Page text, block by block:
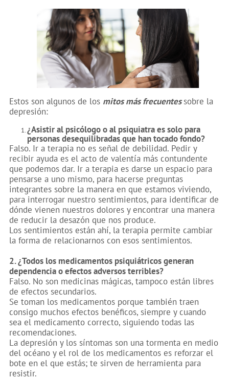
Estos son algunos de los mitos más frecuentessobre la
depresión:
¿Asistir al psicólogo o al psiquiatra es solo para
personas desequilibradas que han tocado fondo?
Falso.Ir a terapia no es señal de debilidad. Pedir y
recibir ayuda es el acto de valentía más contundente
que podemos dar. Ir a terapia es darse un espacio para
pensarse a uno mismo, para hacerse preguntas
integrantes sobre la manera en que estamos viviendo,
para interrogar nuestro sentimientos, para identificar de
dónde vienen nuestros dolores y encontrar una manera
de reducir la desazón que nos produce.
Los sentimientos están ahí, la terapia permite cambiar
la forma de relacionarnos con esos sentimientos.
2. ¿Todos los medicamentos psiquiátricos generan
dependencia o efectos adversos terribles?
Falso.No son medicinas mágicas, tampoco están libres
de efectos secundarios.
Se toman los medicamentos porque también traen
consigo muchos efectos benéficos, siempre y cuando
sea el medicamento correcto, siguiendo todas las
recomendaciones.
La depresión y los síntomas son una tormenta en medio
del océano y el rol de los medicamentos es reforzar el
bote en el que estás; te sirven de herramienta para
resistir.